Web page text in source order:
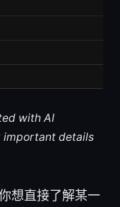
with AI
important details
想直接了解某一